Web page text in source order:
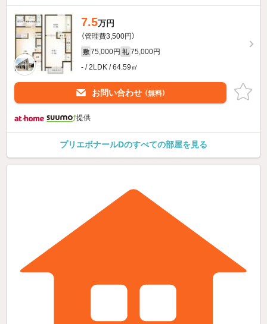
7.5万円
（管理費3,500円）
敷 75,000円 礼 75,000円
- / 2LDK / 64.59㎡
お問い合わせ （無料）
提供
プリエボナールDのすべての部屋を見る